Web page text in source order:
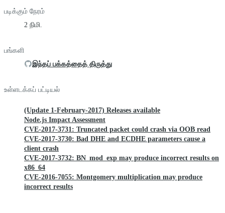
படிக்கும் நேரம்
2 நிமி.
பங்களி
இந்தப் பக்கத்தைத் திருத்து
உள்ளடக்கப் பட்டியல்
(Update 1-February-2017) Releases available
Node.js Impact Assessment
CVE-2017-3731: Truncated packet could crash via OOB read
CVE-2017-3730: Bad DHE and ECDHE parameters cause a
client crash
CVE-2017-3732: BN_mod_exp may produce incorrect results on
x86_64
CVE-2016-7055: Montgomery multiplication may produce
incorrect results